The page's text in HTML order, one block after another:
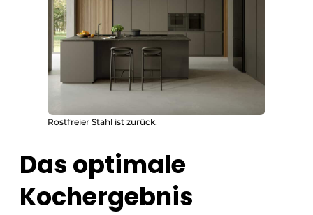
Rostfreier Stahl ist zurück.
Das optimale
Kochergebnis